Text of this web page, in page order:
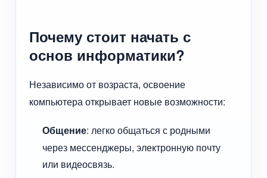
Почему стоит начать с
основ информатики?
Независимо от возраста, освоение
компьютера открывает новые возможности:
Общение: легко общаться с родными
через мессенджеры, электронную почту
или видеосвязь.